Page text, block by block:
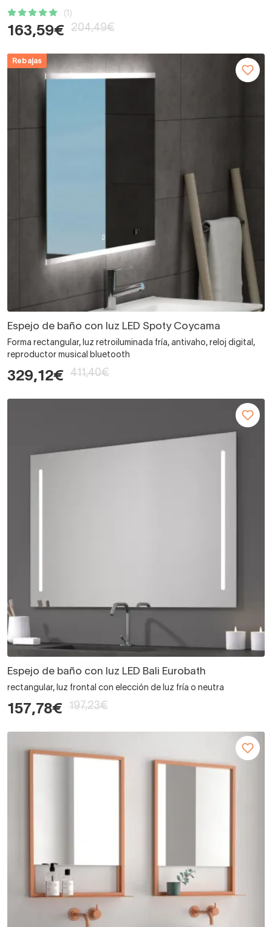
(1)
163,59€ 204,49€
Rebajas
Espejo de baño con luz LED Spoty Coycama
Forma rectangular, luz retroiluminada fría, antivaho, reloj digital,
reproductor musical bluetooth
329,12€ 411,40€
Espejo de baño con luz LED Bali Eurobath
rectangular, luz frontal con elección de luz fría o neutra
157,78€ 197,23€